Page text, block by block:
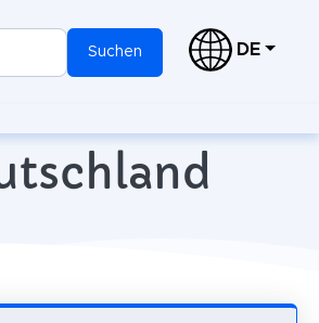
Suchen DE